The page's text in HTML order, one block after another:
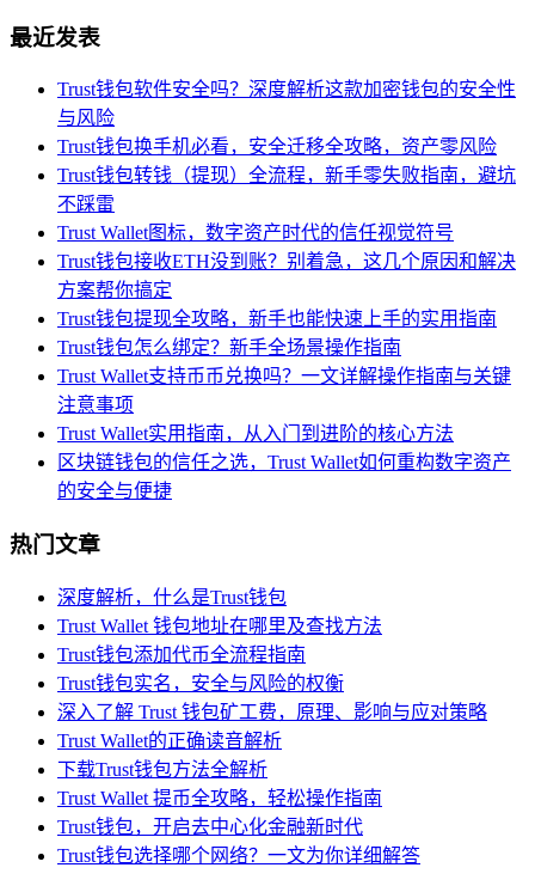
最近发表
Trust钱包软件安全吗？深度解析这款加密钱包的安全性
与风险
Trust钱包换手机必看，安全迁移全攻略，资产零风险
Trust钱包转钱（提现）全流程，新手零失败指南，避坑
不踩雷
Trust Wallet图标，数字资产时代的信任视觉符号
Trust钱包接收ETH没到账？别着急，这几个原因和解决
方案帮你搞定
Trust钱包提现全攻略，新手也能快速上手的实用指南
Trust钱包怎么绑定？新手全场景操作指南
Trust Wallet支持币币兑换吗？一文详解操作指南与关键
注意事项
Trust Wallet实用指南，从入门到进阶的核心方法
区块链钱包的信任之选，Trust Wallet如何重构数字资产
的安全与便捷
热门文章
深度解析，什么是Trust钱包
Trust Wallet 钱包地址在哪里及查找方法
Trust钱包添加代币全流程指南
Trust钱包实名，安全与风险的权衡
深入了解 Trust 钱包矿工费，原理、影响与应对策略
Trust Wallet的正确读音解析
下载Trust钱包方法全解析
Trust Wallet 提币全攻略，轻松操作指南
Trust钱包，开启去中心化金融新时代
Trust钱包选择哪个网络？一文为你详细解答